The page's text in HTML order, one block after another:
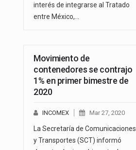
interés de integrarse al Tratado
entre México,…
Movimiento de
contenedores se contrajo
1% en primer bimestre de
2020
INCOMEX Mar 27, 2020
La Secretaría de Comunicaciones
y Transportes (SCT) informó